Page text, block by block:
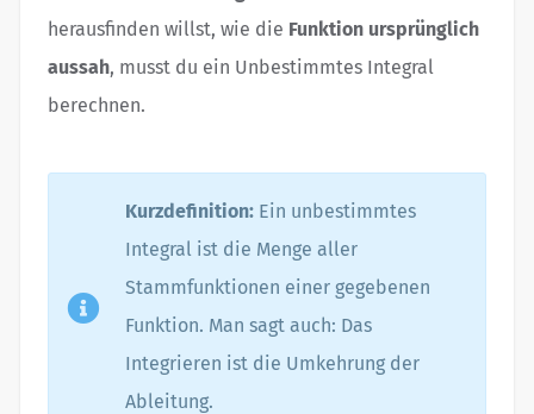
herausfinden willst, wie die Funktion ursprünglich
aussah, musst du ein Unbestimmtes Integral
berechnen.
Kurzdefinition: Ein unbestimmtes
Integral ist die Menge aller
Stammfunktionen einer gegebenen
Funktion. Man sagt auch: Das
Integrieren ist die Umkehrung der
Ableitung.